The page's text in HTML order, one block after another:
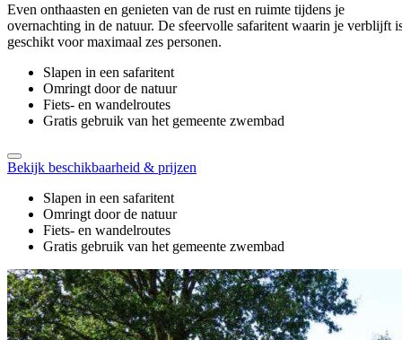
Even onthaasten en genieten van de rust en ruimte tijdens je
overnachting in de natuur. De sfeervolle safaritent waarin je verblijft
geschikt voor maximaal zes personen.
Slapen in een safaritent
Omringt door de natuur
Fiets- en wandelroutes
Gratis gebruik van het gemeente zwembad
Bekijk beschikbaarheid & prijzen
Slapen in een safaritent
Omringt door de natuur
Fiets- en wandelroutes
Gratis gebruik van het gemeente zwembad